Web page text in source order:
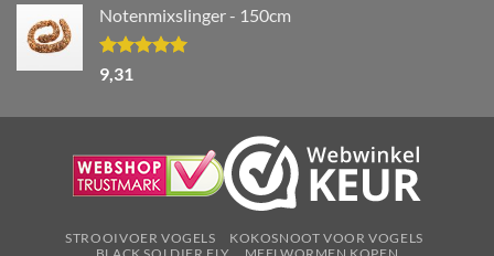
Notenmixslinger - 150cm
Waardering
5.00
9,31
STROOIVOER VOGELS
KOKOSNOOT VOOR VOGELS